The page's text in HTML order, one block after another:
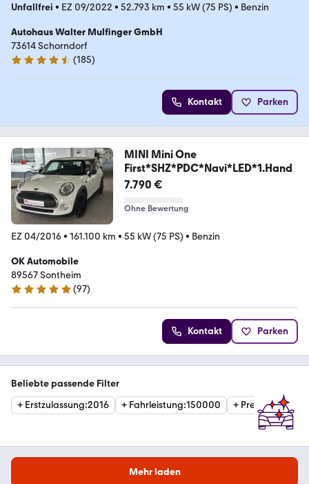
Unfallfrei • EZ 09/2022 • 52.793 km • 55 kW (75 PS) • Benzin
Autohaus Walter Mulfinger GmbH
73614 Schorndorf
4.5 Sterne
(185)
Kontakt Parken
MINI Mini One
First*SHZ*PDC*Navi*LED*1.Hand
7.790 €
Ohne Bewertung
EZ 04/2016• 161.100 km • 55 kW (75 PS) • Benzin
OK Automobile
89567 Sontheim
4.9 Sterne
(97)
Kontakt Parken
Beliebte passende Filter
+ Erstzulassung:2016 + Fahrleistung:150000 + Preis :15000
Mehr laden